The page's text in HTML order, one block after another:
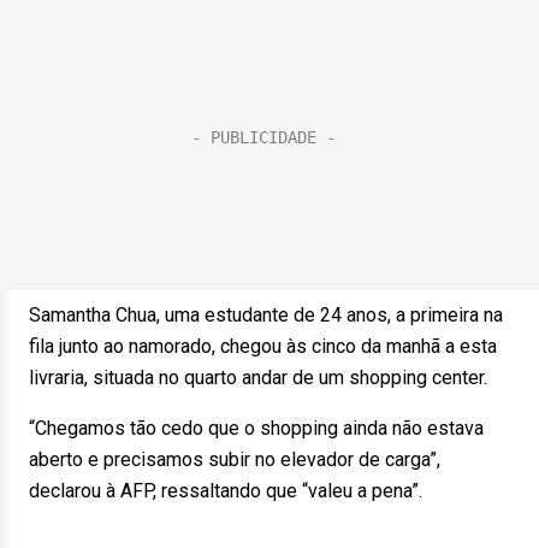
Samantha Chua, uma estudante de 24 anos, a primeira na
fila junto ao namorado, chegou às cinco da manhã a esta
livraria, situada no quarto andar de um shopping center.
“Chegamos tão cedo que o shopping ainda não estava
aberto e precisamos subir no elevador de carga”,
declarou à AFP, ressaltando que “valeu a pena”.